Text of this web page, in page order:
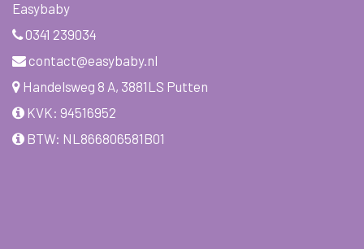
Easybaby
0341 239034
contact@easybaby.nl
Handelsweg 8 A, 3881LS Putten
KVK: 94516952
BTW: NL866806581B01